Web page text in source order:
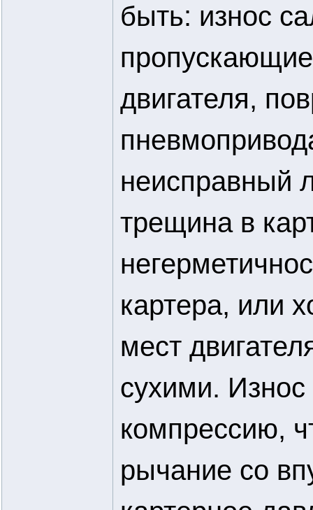
быть: износ
двигателя,
неисправный
трещина в
картера, или
мест
сухими.
компрессию,
рычание со